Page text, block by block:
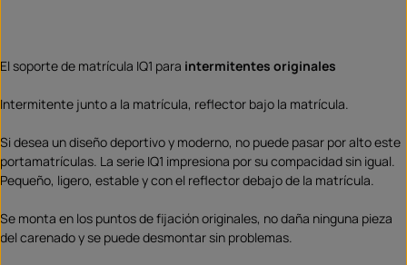
El soporte de matrícula IQ1 para intermitentes originales
Intermitente junto a la matrícula, reflector bajo la matrícula.
Si desea un diseño deportivo y moderno, no puede pasar por alto este
portamatrículas. La serie IQ1 impresiona por su compacidad sin igual.
Pequeño, ligero, estable y con el reflector debajo de la matrícula.
Se monta en los puntos de fijación originales, no daña ninguna pieza
del carenado y se puede desmontar sin problemas.